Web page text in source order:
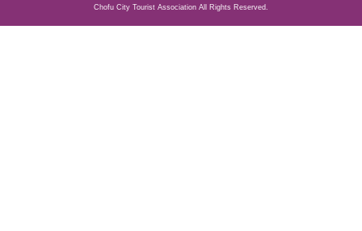
Chofu City Tourist Association All Rights Reserved.